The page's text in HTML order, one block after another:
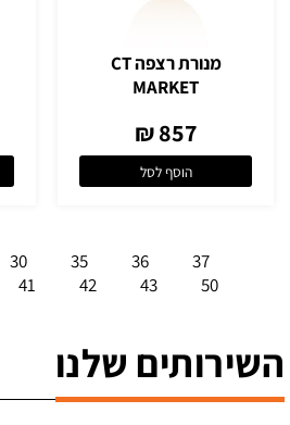
מנורת רצפה CT
MARKET
857 ₪
הוסף לסל
30 35 36
37
41 42 43
50
השירותים שלנו